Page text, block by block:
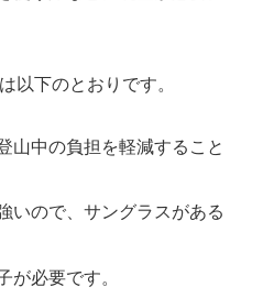
以下のとおりです。
山中の負担を軽減すること
いので、サングラスがある
が必要です。